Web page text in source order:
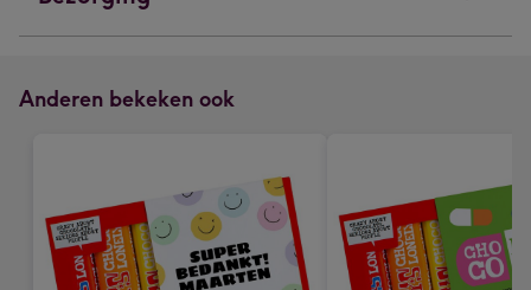
Anderen bekeken ook